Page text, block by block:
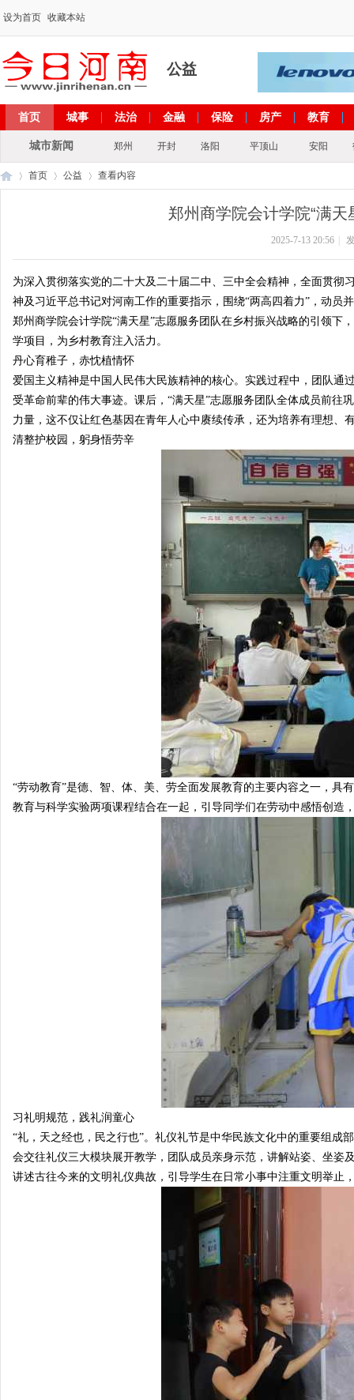
设为首页 收藏本站
公益
首页 城事 法治 金融 保险 房产 教育
出彩河南 政策 专题
城市新闻 郑州 开封 洛阳 平顶山 安阳
首页 公益 查看内容
郑州商学院会计学院“满
2025-7-13 20:56
为深入贯彻落实党的二十大及二十届二中、三中全会精神，全面贯
神及习近平总书记对河南工作的重要指示，围绕“两高四着力”，动员
郑州商学院会计学院“满天星”志愿服务团队在乡村振兴战略的引领下
学项目，为乡村教育注入活力。
丹心育稚子，赤忱植情怀
爱国主义精神是中国人民伟大民族精神的核心。实践过程中，团队
受革命前辈的伟大事迹。课后，“满天星”志愿服务团队全体成员前
力量，这不仅让红色基因在青年人心中赓续传承，还为培养有理想、
清整护校园，躬身悟劳辛
“劳动教育”是德、智、体、美、劳全面发展教育的主要内容之一，
教育与科学实验两项课程结合在一起，引导同学们在劳动中感悟创造
习礼明规范，践礼润童心
“礼，天之经也，民之行也”。礼仪礼节是中华民族文化中的重要组
会交往礼仪三大模块展开教学，团队成员亲身示范，讲解站姿、坐
讲述古往今来的文明礼仪典故，引导学生在日常小事中注重文明举止